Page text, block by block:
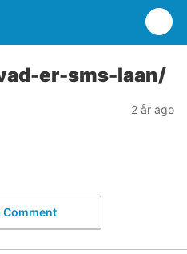
er-sms-laan/
2 år ago
Comment